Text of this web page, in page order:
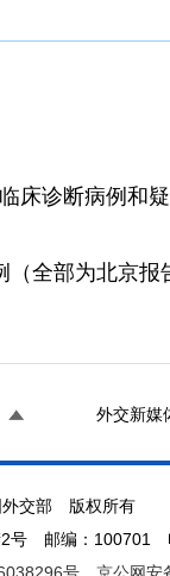
诊断病例和疑
全部为北京报
外交新媒
外交部 版权所有
号 邮编：100701